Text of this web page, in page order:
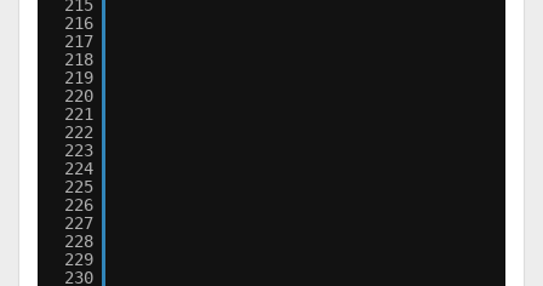
215
216
217
218
219
220
221
222
223
224
225
226
227
228
229
230